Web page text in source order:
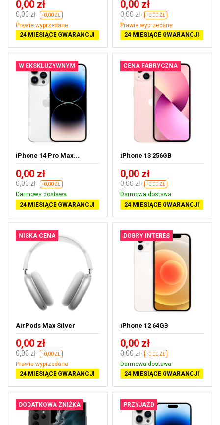
0,00 zł
0,00 zł -0,00 ZŁ
Prawie wyprzedane
24 MIESIĄCE GWARANCJI
0,00 zł
0,00 zł -0,00 ZŁ
Prawie wyprzedane
24 MIESIĄCE GWARANCJI
W EKSKLUZYWNYM
iPhone 14 Pro Max...
0,00 zł
0,00 zł -0,00 ZŁ
Darmowa dostawa
24 MIESIĄCE GWARANCJI
CENA FABRYCZNA
iPhone 13 256GB
0,00 zł
0,00 zł -0,00 ZŁ
Darmowa dostawa
24 MIESIĄCE GWARANCJI
NISKA CENA
AirPods Max Silver
0,00 zł
0,00 zł -0,00 ZŁ
Prawie wyprzedane
24 MIESIĄCE GWARANCJI
DOBRY INTERES
iPhone 12 64GB
0,00 zł
0,00 zł -0,00 ZŁ
Darmowa dostawa
24 MIESIĄCE GWARANCJI
DODATKOWA ZNIŻKA PRZYJAZD